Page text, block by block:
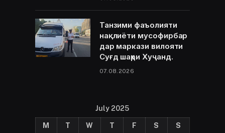
Танзими фаъолияти
нақлиёти мусофирбар
дар маркази вилояти
Суғд шаҳри Хуҷанд.
07.08.2026
July 2025
M T W T F S
S